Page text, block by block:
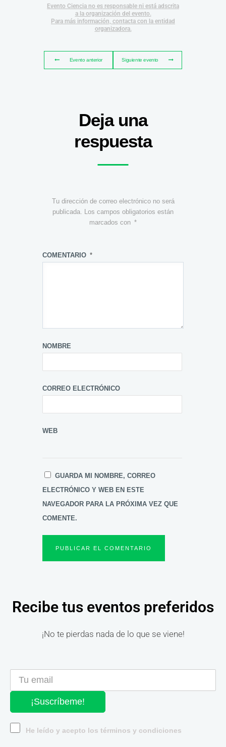
Evento Ciencia no es responsable ni está adscrita
a la organización del evento.
Para más información, contacta con la entidad
organizadora.
Evento anterior Siguiente evento
Deja una
respuesta
Tu dirección de correo electrónico no será
publicada.
Los campos obligatorios están
marcados con *
COMENTARIO *
NOMBRE
CORREO ELECTRÓNICO
WEB
GUARDA MI NOMBRE, CORREO
ELECTRÓNICO Y WEB EN ESTE
NAVEGADOR PARA LA PRÓXIMA VEZ QUE
COMENTE.
Recibe tus eventos preferidos
¡No te pierdas nada de lo que se viene!
¡Suscríbeme!
He leído y acepto los términos y condiciones